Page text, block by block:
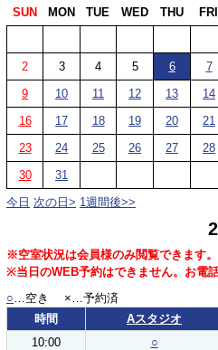
SUN
MON TUE WED THU FRI
2
3 4 5 6 7
9
10 11 12 13 14
16
17 18 19 20 21
23
24 25 26 27 28
30
31
今日 次の日> 1週間後>>
※空室状況は会員様のみ閲覧できます
※当日のWEB予約はできません。お電
○…空き ×…予約済
時間
Aスタジオ
10:00
○